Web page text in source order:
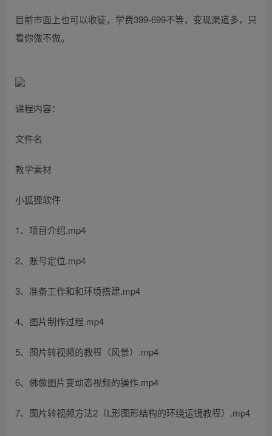
目前市面上也可以收徒，学费399-699不等，变现渠道多，只
看你做不做。
课程内容：
文件名
教学素材
小狐狸软件
1、项目介绍.mp4
2、账号定位.mp4
3、准备工作和和环境搭建.mp4
4、图片制作过程.mp4
5、图片转视频的教程（风景）.mp4
6、佛像图片变动态视频的操作.mp4
7、图片转视频方法2（L形图形结构的环绕运镜教程）.mp4